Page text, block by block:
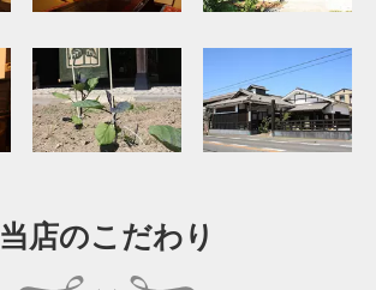
当店のこだわり